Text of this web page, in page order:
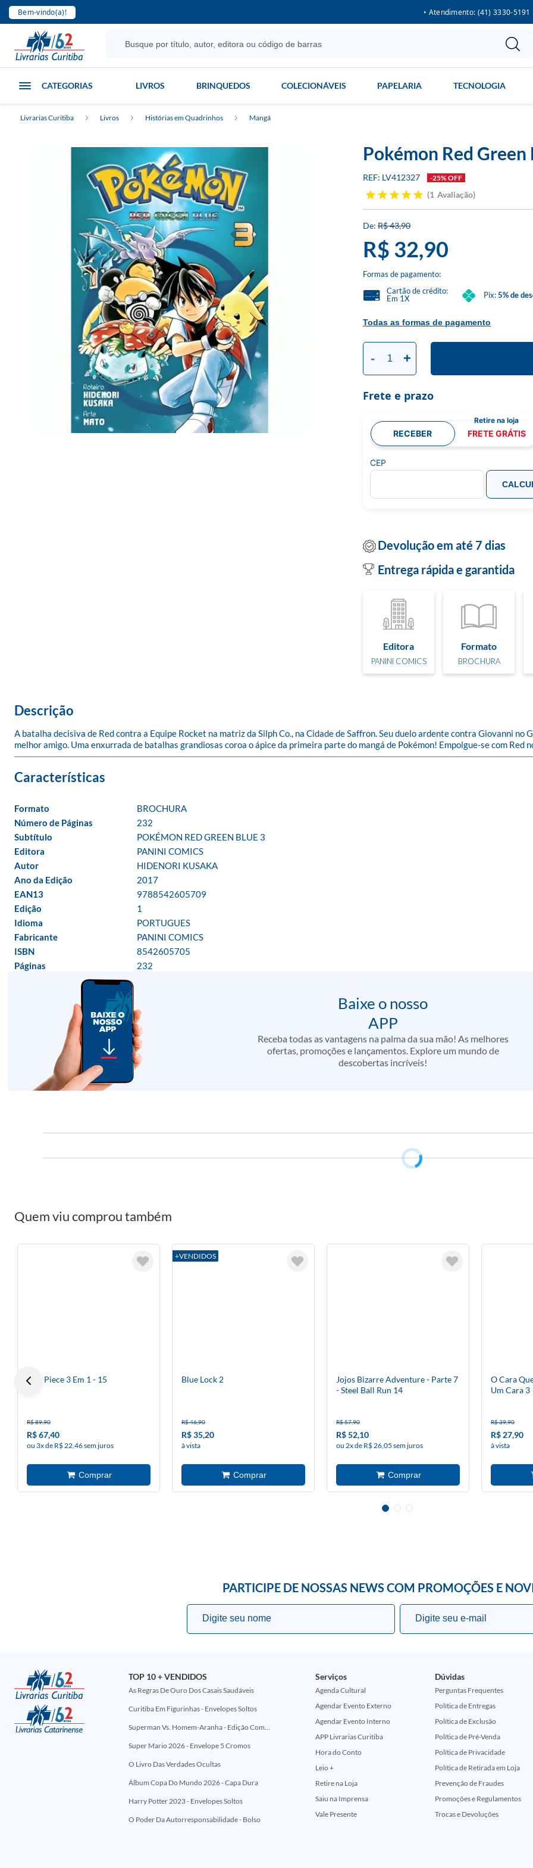
Bem-vindo(a)! • Atendimento: (41) 3330-5191
CATEGORIAS LIVROS BRINQUEDOS COLECIONÁVEIS PAPELARIA TECNOLOGIA
Livrarias Curitiba Livros Histórias em Quadrinhos Mangá
Pokémon Red Green
LV412327 -25% OFF
1 Avaliação
R$ 43,90
R$ 32,90
Formas de pagamento:
Todas as formas de pagamento
Cartão de crédito:
Em 1X
Pix:5% de
- +
Frete e prazo
RECEBER FRETE GRÁTIS
CEP
Devolução em até 7 dias
Entrega rápida e garantida
Editora
PANINI COMICS
Formato
BROCHURA
Descrição
A batalha decisiva de Red contra a Equipe Rocket na matriz da Silph Co., na Cidade de Saffron. Seu duelo ardente contra Giovanni
melhor amigo. Uma enxurrada de batalhas grandiosas coroa o ápice da primeira parte do mangá de Pokémon! Empolgue-se com Red
Formato
BROCHURA
Número de Páginas
232
Subtítulo
POKÉMON RED GREEN BLUE 3
Editora
PANINI COMICS
Autor
HIDENORI KUSAKA
Ano da Edição
2017
EAN13
9788542605709
Edição
1
Idioma
PORTUGUES
Fabricante
PANINI COMICS
ISBN
8542605705
Páginas
232
Baixe o nosso
APP
Receba todas as vantagens na palma da sua mão! As melhores
ofertas, promoções e lançamentos. Explore um mundo de
descobertas incríveis!
Quem viu comprou também
One Piece 3 Em 1 - 15
R$ 89,90
R$ 67,40
ou 3x de R$ 22,46 sem juros
+VENDIDOS
Blue Lock 2
R$ 46,90
R$ 35,20
à vista
Jojos Bizarre Adventure - Parte 7
- Steel Ball Run 14
R$ 57,90
R$ 52,10
ou 2x de R$ 26,05 sem juros
O Cara
Um Cara 3
R$ 39,90
R$ 27,90
à vista
PARTICIPE DE NOSSAS NEWS COM PROMOÇÕES E
TOP 10 + VENDIDOS
As Regras De Ouro Dos Casais Saudáveis
Curitiba Em Figurinhas - Envelopes Soltos
Superman Vs. Homem-Aranha - Edição Comemorativa 50 Anos (Encontros Clássicos Dc E Marvel)
Super Mario 2026 - Envelope 5 Cromos
O Livro Das Verdades Ocultas
Álbum Copa Do Mundo 2026 - Capa Dura
Harry Potter 2023 - Envelopes Soltos
O Poder Da Autorresponsabilidade - Bolso
Serviços
Agenda Cultural
Agendar Evento Externo
Agendar Evento Interno
APP Livrarias Curitiba
Hora do Conto
Leio +
Retire na Loja
Saiu na Imprensa
Vale Presente
Dúvidas
Perguntas Frequentes
Política de Entregas
Política de Exclusão
Política de Pré-Venda
Política de Privacidade
Política de Retirada em Loja
Prevenção de Fraudes
Promoções e Regulamentos
Trocas e Devoluções